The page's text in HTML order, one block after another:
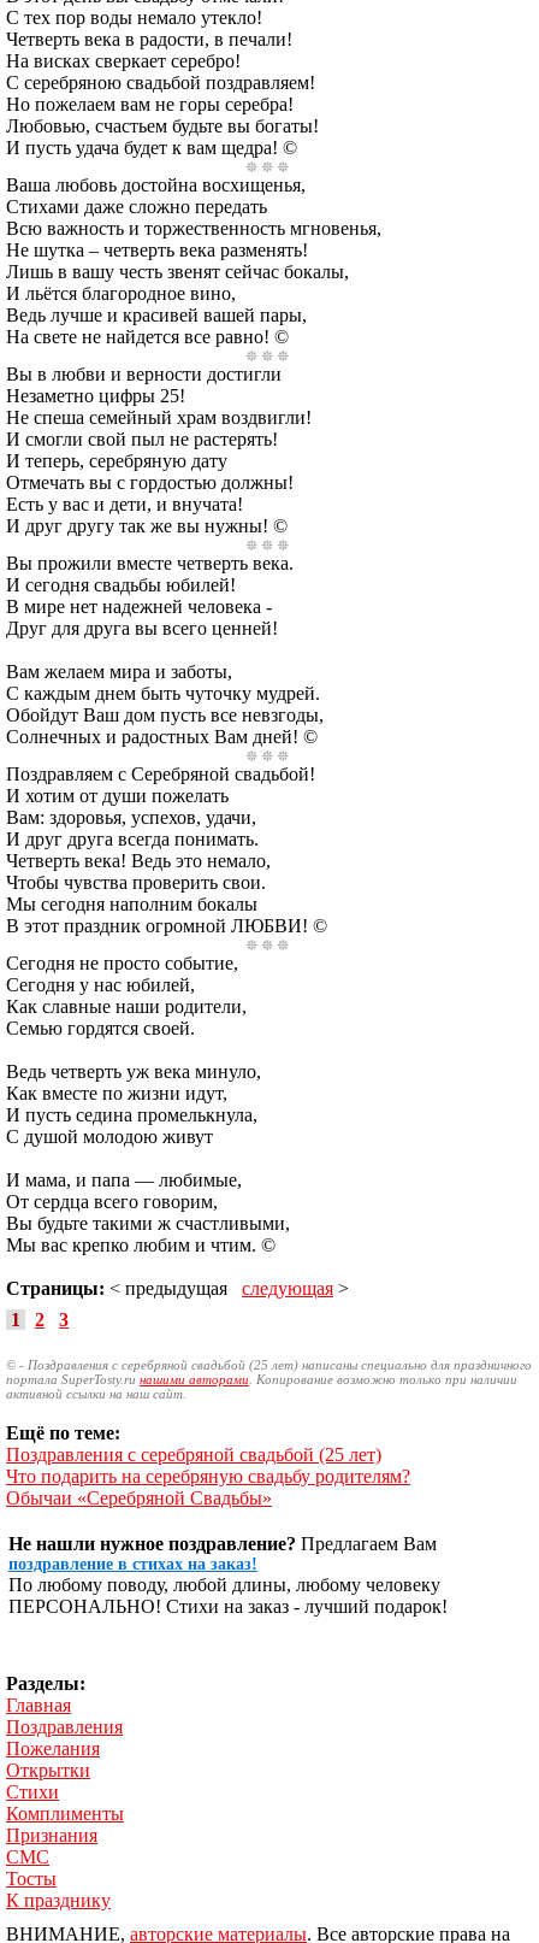
С тех пор воды немало утекло!
Четверть века в радости, в печали!
На висках сверкает серебро!
С серебряною свадьбой поздравляем!
Но пожелаем вам не горы серебра!
Любовью, счастьем будьте вы богаты!
И пусть удача будет к вам щедра! ©
Ваша любовь достойна восхищенья,
Стихами даже сложно передать
Всю важность и торжественность мгновенья,
Не шутка – четверть века разменять!
Лишь в вашу честь звенят сейчас бокалы,
И льётся благородное вино,
Ведь лучше и красивей вашей пары,
На свете не найдется все равно! ©
Вы в любви и верности достигли
Незаметно цифры 25!
Не спеша семейный храм воздвигли!
И смогли свой пыл не растерять!
И теперь, серебряную дату
Отмечать вы с гордостью должны!
Есть у вас и дети, и внучата!
И друг другу так же вы нужны! ©
Вы прожили вместе четверть века.
И сегодня свадьбы юбилей!
В мире нет надежней человека -
Друг для друга вы всего ценней!
Вам желаем мира и заботы,
С каждым днем быть чуточку мудрей.
Обойдут Ваш дом пусть все невзгоды,
Солнечных и радостных Вам дней! ©
Поздравляем с Серебряной свадьбой!
И хотим от души пожелать
Вам: здоровья, успехов, удачи,
И друг друга всегда понимать.
Четверть века! Ведь это немало,
Чтобы чувства проверить свои.
Мы сегодня наполним бокалы
В этот праздник огромной ЛЮБВИ! ©
Сегодня не просто событие,
Сегодня у нас юбилей,
Как славные наши родители,
Семью гордятся своей.
Ведь четверть уж века минуло,
Как вместе по жизни идут,
И пусть седина промелькнула,
С душой молодою живут
И мама, и папа — любимые,
От сердца всего говорим,
Вы будьте такими ж счастливыми,
Мы вас крепко любим и чтим. ©
Страницы: < предыдущая следующая >
1
2 3
© - Поздравления с серебряной свадьбой (25 лет) написаны специально для праздничного
портала SuperTosty.ru нашими авторами . Копирование возможно только при наличии
активной ссылки на наш сайт.
Ещё по теме:
Поздравления с серебряной свадьбой (25 лет)
Что подарить на серебряную свадьбу родителям?
Обычаи «Серебряной Свадьбы»
Не нашли нужное поздравление? Предлагаем Вам
поздравление в стихах на заказ!
По любому поводу, любой длины, любому человеку
ПЕРСОНАЛЬНО! Стихи на заказ - лучший подарок!
Разделы:
Главная
Поздравления
Пожелания
Открытки
Стихи
Комплименты
Признания
СМС
Тосты
К празднику
ВНИМАНИЕ, авторские материалы. Все авторские права на